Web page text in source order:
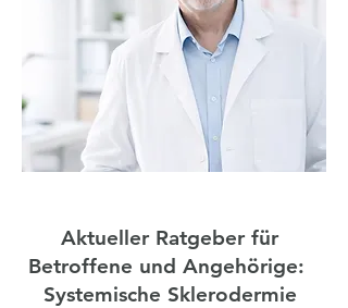
Aktueller Ratgeber für
Betroffene und Angehörige:
Systemische Sklerodermie